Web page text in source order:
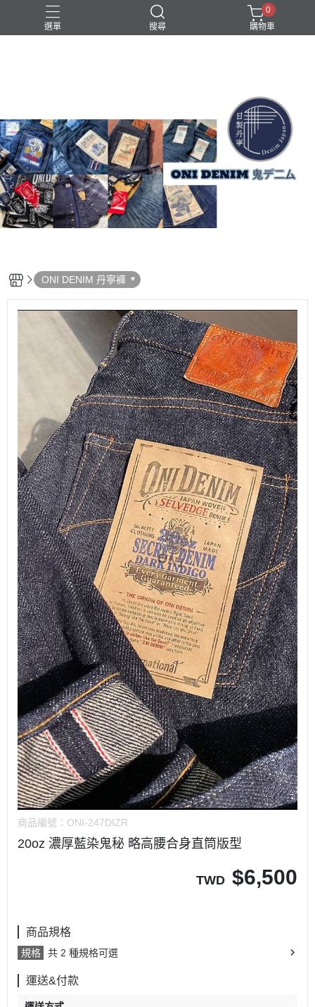
選單 搜尋
0
購物車
ONI DENIM 丹寧褲
商品編號： ONI-247DIZR
20oz 濃厚藍染鬼秘 略高腰合身直筒版型
TWD $6,500
商品規格
規格 共 2 種規格可選
運送&付款